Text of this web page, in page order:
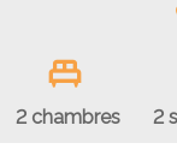
2 chambres 2